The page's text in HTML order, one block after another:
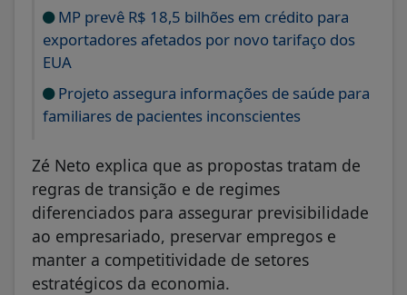
MP prevê R$ 18,5 bilhões em crédito para
exportadores afetados por novo tarifaço dos
EUA
Projeto assegura informações de saúde para
familiares de pacientes inconscientes
Zé Neto explica que as propostas tratam de
regras de transição e de regimes
diferenciados para assegurar previsibilidade
ao empresariado, preservar empregos e
manter a competitividade de setores
estratégicos da economia.